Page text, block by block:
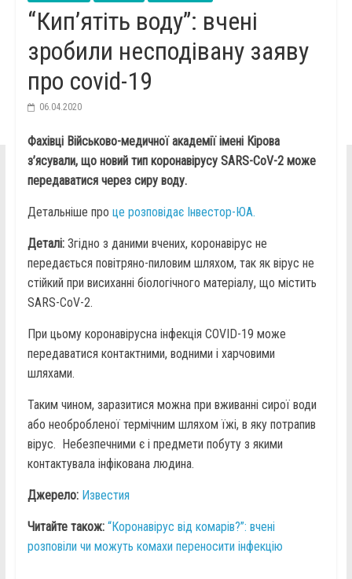
“Кип’ятіть воду”: вчені
зробили несподівану заяву
про covid-19
06.04.2020
Фахівці Військово-медичної академії імені Кірова
з’ясували, що новий тип коронавірусу SARS-CoV-2 може
передаватися через сиру воду.
Детальніше про це розповідає Інвестор-ЮА.
Деталі: Згідно з даними вчених, коронавірус не
передається повітряно-пиловим шляхом, так як вірус не
стійкий при висиханні біологічного матеріалу, що містить
SARS-CoV-2.
При цьому коронавірусна інфекція COVID-19 може
передаватися контактними, водними і харчовими
шляхами.
Таким чином, заразитися можна при вживанні сирої води
або необробленої термічним шляхом їжі, в яку потрапив
вірус. Небезпечними є і предмети побуту з якими
контактувала інфікована людина.
Джерело: Известия
Читайте також: “Коронавірус від комарів?”: вчені
розповіли чи можуть комахи переносити інфекцію